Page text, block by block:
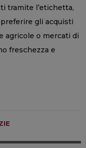
tramite l’etichetta,
gli acquisti
agricole o mercati di
freschezza e